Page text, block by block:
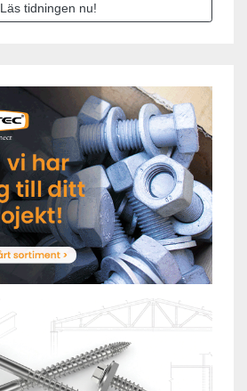
Läs tidningen nu!